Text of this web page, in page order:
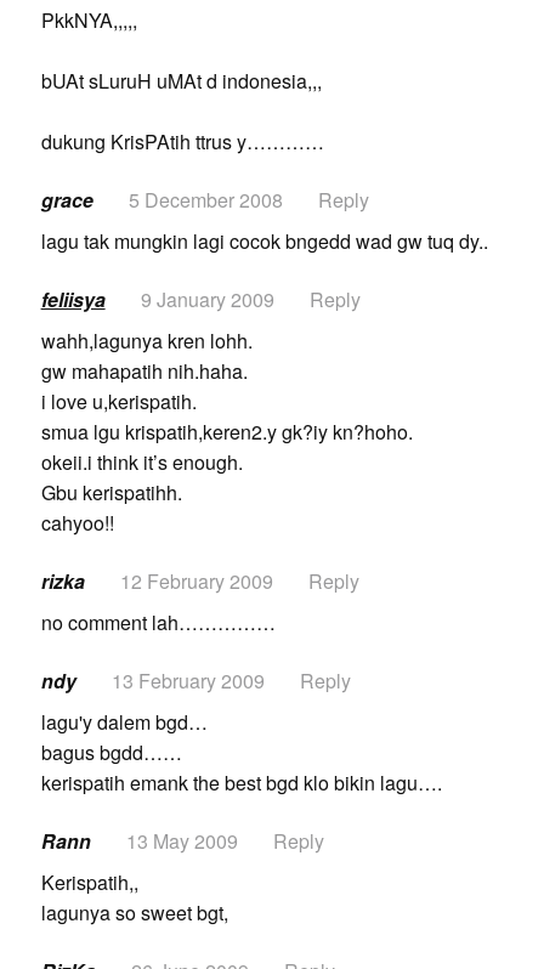
PkkNYA,,,,,
bUAt sLuruH uMAt d indonesia,,,
dukung KrisPAtih ttrus y…………
grace 5 December 2008
Reply
lagu tak mungkin lagi cocok bngedd wad gw tuq dy..
feliisya 9 January 2009
Reply
wahh,lagunya kren lohh.
gw mahapatih nih.haha.
i love u,kerispatih.
smua lgu krispatih,keren2.y gk?iy kn?hoho.
okeii.i think it’s enough.
Gbu kerispatihh.
cahyoo!!
rizka 12 February 2009
Reply
no comment lah……………
ndy 13 February 2009
Reply
lagu'y dalem bgd…
bagus bgdd……
kerispatih emank the best bgd klo bikin lagu….
Rann 13 May 2009
Reply
Kerispatih,,
lagunya so sweet bgt,